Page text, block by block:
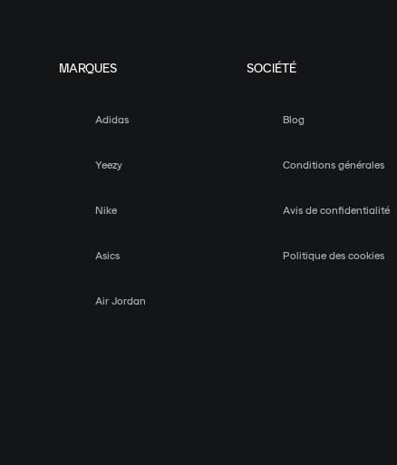
MARQUES
Adidas
Yeezy
Nike
Asics
Air Jordan
SOCIÉTÉ
Blog
Conditions générales
Avis de confidentialité
Politique des cookies